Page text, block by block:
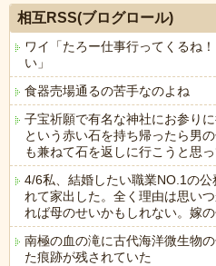
相互RSS(ブログロール)
ワイ「たろー仕事行ってくるね
い」
食器売場通るの苦手なのよね
子宝祈願で有名な神社にお参り
という赤い石を持ち帰ったら男
も兼ねて石を返しに行こうと思
4/6私、結婚したい職業NO.1の
れて家出した。全く理由は思い
れば母のせいかもしれない。嫁
南極の血の滝に古代海洋微生物
た痕跡が残されていた